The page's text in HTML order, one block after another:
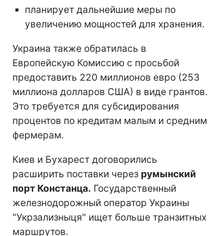
планирует дальнейшие меры по
увеличению мощностей для хранения.
Украина также обратилась в
Европейскую Комиссию с просьбой
предоставить 220 миллионов евро (253
миллиона долларов США) в виде грантов.
Это требуется для субсидирования
процентов по кредитам малым и средним
фермерам.
Киев и Бухарест договорились
расширить поставки через румынский
порт Констанца. Государственный
железнодорожный оператор Украины
"Укрзализныця" ищет больше транзитных
маршрутов.